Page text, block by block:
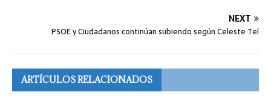
NEXT
PSOE y Ciudadanos continúan subiendo según Celeste Tel
ARTÍCULOS RELACIONADOS